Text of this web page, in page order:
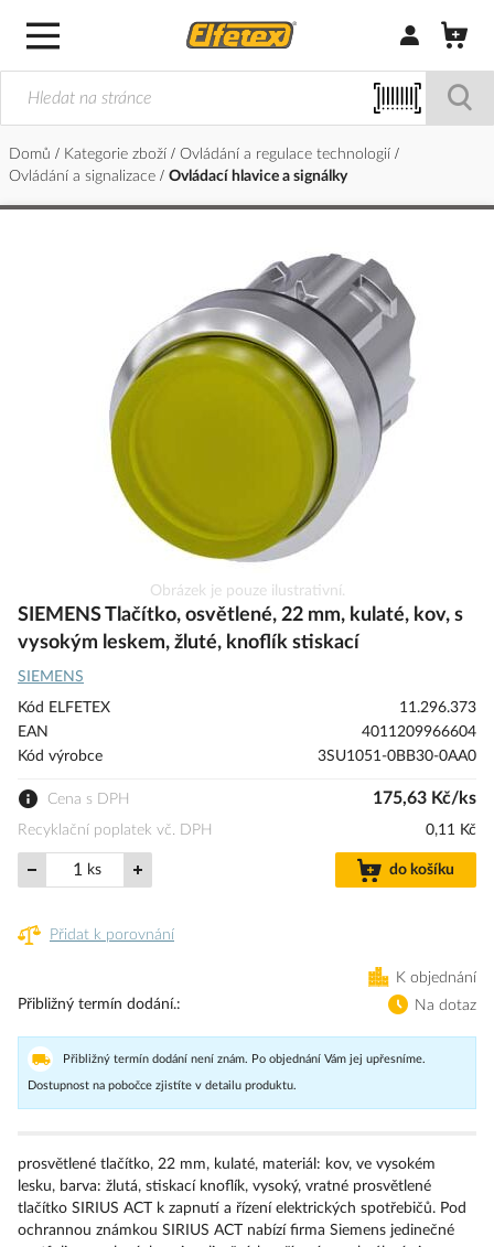
Přihlásit/
Domů Kategorie zboží
Ovládání a regulace technologií
Ovládání a signalizace
Ovládací hlavice a signálky
na
začátek
galerie
s
obrázky
Obrázek je pouze ilustrativní.
SIEMENS Tlačítko, osvětlené, 22 mm, kulaté, kov, s
vysokým leskem, žluté, knoflík stiskací
SIEMENS
Kód ELFETEX
11.296.373
EAN
4011209966604
Kód výrobce
3SU1051-0BB30-0AA0
Cena s DPH 175,63 Kč/ks
Recyklační poplatek vč. DPH 0,11 Kč
ks do košíku
Přidat k porovnání
K objednání
Přibližný termín dodání.
Na dotaz
Přibližný termín dodání není znám. Po objednání Vám jej upřesníme.
Dostupnost na pobočce zjistíte v detailu produktu.
prosvětlené tlačítko, 22 mm, kulaté, materiál: kov, ve vysokém
lesku, barva: žlutá, stiskací knoflík, vysoký, vratné prosvětlené
tlačítko SIRIUS ACT k zapnutí a řízení elektrických spotřebičů. Pod
ochrannou známkou SIRIUS ACT nabízí firma Siemens jedinečné